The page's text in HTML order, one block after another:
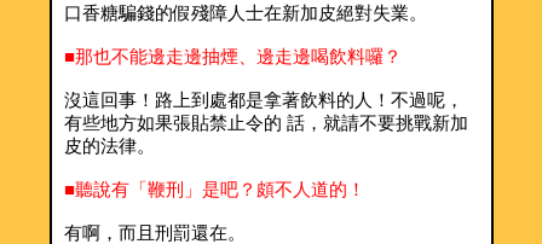
口香糖騙錢的假殘障人士在新加皮絕對失業。
■那也不能邊走邊抽煙、邊走邊喝飲料囉？
沒這回事！路上到處都是拿著飲料的人！不過呢，
有些地方如果張貼禁止令的 話，就請不要挑戰新加
皮的法律。
■聽說有「鞭刑」是吧？頗不人道的！
有啊，而且刑罰還在。